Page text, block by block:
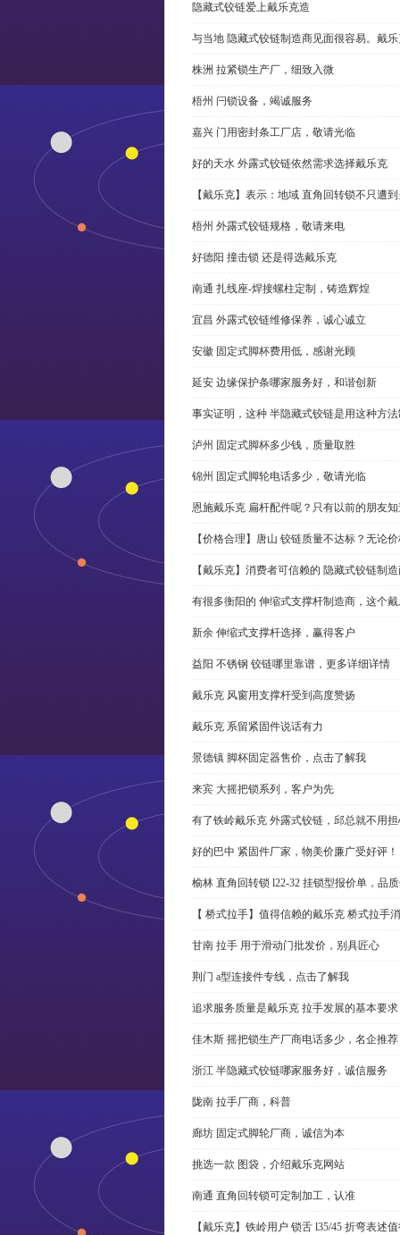
隐藏式铰链爱上戴乐克造
与当地 隐藏式铰链制造商见面很容易。戴
株洲 拉紧锁生产厂，细致入微
梧州 闩锁设备，竭诚服务
嘉兴 门用密封条工厂店，敬请光临
好的天水 外露式铰链依然需求选择戴乐克
【戴乐克】表示：地域 直角回转锁不只遭
梧州 外露式铰链规格，敬请来电
好德阳 撞击锁 还是得选戴乐克
南通 扎线座-焊接螺柱定制，铸造辉煌
宜昌 外露式铰链维修保养，诚心诚立
安徽 固定式脚杯费用低，感谢光顾
延安 边缘保护条哪家服务好，和谐创新
事实证明，这种 半隐藏式铰链是用这种方
泸州 固定式脚杯多少钱，质量取胜
锦州 固定式脚轮电话多少，敬请光临
恩施戴乐克 扁杆配件呢？只有以前的朋友
【价格合理】唐山 铰链质量不达标？无论
【戴乐克】消费者可信赖的 隐藏式铰链制
有很多衡阳的 伸缩式支撑杆制造商，这个
新余 伸缩式支撑杆选择，赢得客户
益阳 不锈钢 铰链哪里靠谱，更多详细详情
戴乐克 风窗用支撑杆受到高度赞扬
戴乐克 系留紧固件说话有力
景德镇 脚杯固定器售价，点击了解我
来宾 大摇把锁系列，客户为先
有了铁岭戴乐克 外露式铰链，邱总就不用
好的巴中 紧固件厂家，物美价廉广受好评！
榆林 直角回转锁 l22-32 挂锁型报价单，品
【 桥式拉手】值得信赖的戴乐克 桥式拉手
甘南 拉手 用于滑动门批发价，别具匠心
荆门 a型连接件专线，点击了解我
追求服务质量是戴乐克 拉手发展的基本要求
佳木斯 摇把锁生产厂商电话多少，名企推荐
浙江 半隐藏式铰链哪家服务好，诚信服务
陇南 拉手厂商，科普
廊坊 固定式脚轮厂商，诚信为本
挑选一款 图袋，介绍戴乐克网站
南通 直角回转锁可定制加工，认准
【戴乐克】铁岭用户 锁舌 l35/45 折弯表述